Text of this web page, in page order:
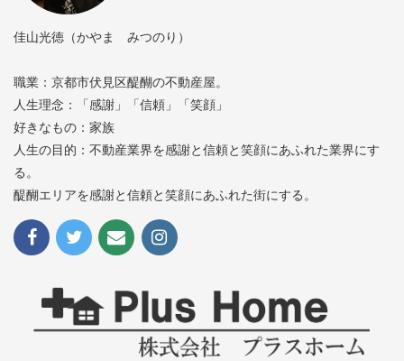
佳山光徳（かやま みつのり）
職業：京都市伏見区醍醐の不動産屋。
人生理念：「感謝」「信頼」「笑顔」
好きなもの：家族
人生の目的：不動産業界を感謝と信頼と笑顔にあふれた業界にす
る。
醍醐エリアを感謝と信頼と笑顔にあふれた街にする。